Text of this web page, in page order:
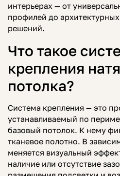
интерьерах — от
профилей до
решений.
Что такое
крепления
потолка?
Система крепления — это
устанавливаемый по
базовый потолок. К нему
тканевое полотно. В
меняется визуальный
наличие или отсутствие